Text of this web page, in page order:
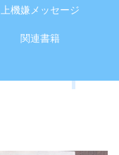
上機嫌メッセージ
関連書籍